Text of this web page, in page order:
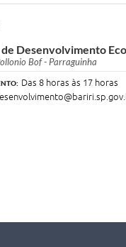
Desenvolvimento
Bof - Parraguinha
Das 8 horas às 17 horas